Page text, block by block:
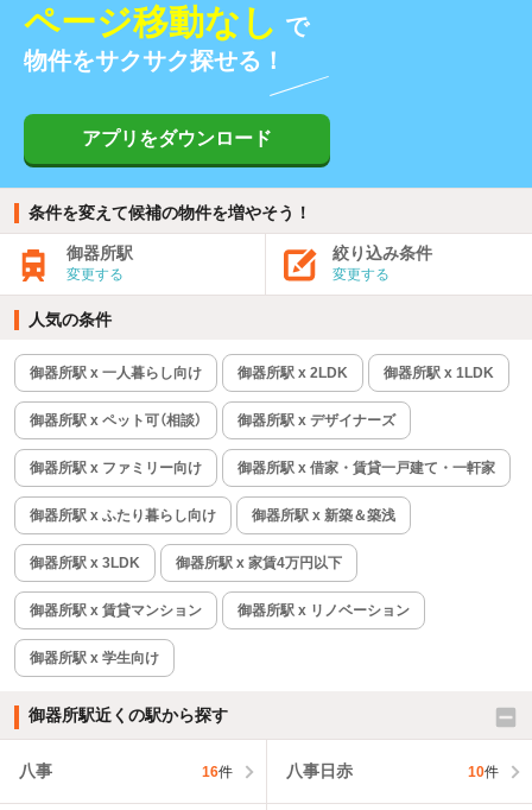
ページ移動なし で
物件をサクサク探せる！
アプリをダウンロード
条件を変えて候補の物件を増やそう！
御器所駅
変更する
絞り込み条件
変更する
人気の条件
御器所駅 x 一人暮らし向け 御器所駅 x 2LDK 御器所駅 x 1LDK
御器所駅 x ペット可（相談） 御器所駅 x デザイナーズ
御器所駅 x ファミリー向け 御器所駅 x 借家・賃貸一戸建て・一軒家
御器所駅 x ふたり暮らし向け 御器所駅 x 新築＆築浅
御器所駅 x 3LDK 御器所駅 x 家賃4万円以下
御器所駅 x 賃貸マンション 御器所駅 x リノベーション
御器所駅 x 学生向け
御器所駅近くの駅から探す
八事 16件 八事日赤 10件